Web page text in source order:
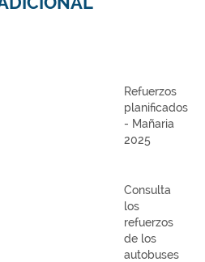
Refuerzos
planificados
- Mañaria
2025
Consulta
los
refuerzos
de los
autobuses